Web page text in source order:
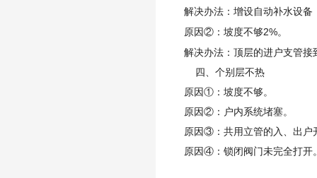
解决办法：增设自动补水设
原因②：坡度不够2%。
解决办法：顶层的进户支管
四、个别层不热
原因①：坡度不够。
原因②：户内系统堵塞。
原因③：共用立管的入、出户
原因④：锁闭阀门未完全打开